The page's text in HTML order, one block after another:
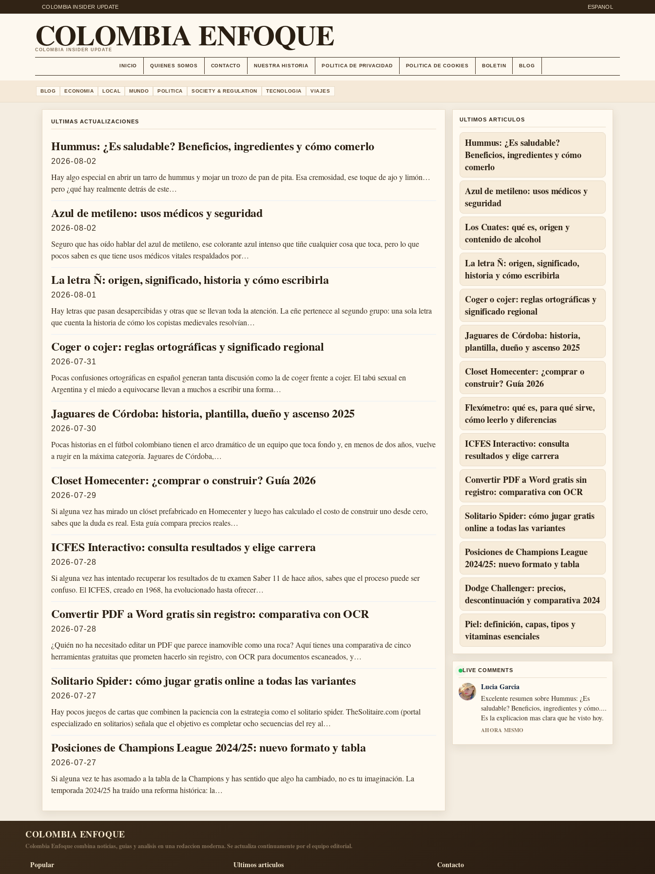
COLOMBIA INSIDER UPDATE ESPANOL
COLOMBIA ENFOQUE
COLOMBIA INSIDER UPDATE
INICIO QUIENES SOMOS CONTACTO NUESTRA HISTORIA POLITICA DE PRIVACIDAD POLITICA DE COOKIES BOLETIN BLOG
BLOG ECONOMIA LOCAL MUNDO POLITICA SOCIETY & REGULATION TECNOLOGIA VIAJES
ULTIMAS ACTUALIZACIONES
Hummus: ¿Es saludable? Beneficios, ingredientes y cómo comerlo
2026-08-02
Hay algo especial en abrir un tarro de hummus y mojar un trozo de pan de pita. Esa cremosidad, ese toque de ajo y limón…
pero ¿qué hay realmente detrás de este…
Azul de metileno: usos médicos y seguridad
2026-08-02
Seguro que has oído hablar del azul de metileno, ese colorante azul intenso que tiñe cualquier cosa que toca, pero lo que
pocos saben es que tiene usos médicos vitales respaldados por…
La letra Ñ: origen, significado, historia y cómo escribirla
2026-08-01
Hay letras que pasan desapercibidas y otras que se llevan toda la atención. La eñe pertenece al segundo grupo: una sola letra
que cuenta la historia de cómo los copistas medievales resolvían…
Coger o cojer: reglas ortográficas y significado regional
2026-07-31
Pocas confusiones ortográficas en español generan tanta discusión como la de coger frente a cojer. El tabú sexual en
Argentina y el miedo a equivocarse llevan a muchos a escribir una forma…
Jaguares de Córdoba: historia, plantilla, dueño y ascenso 2025
2026-07-30
Pocas historias en el fútbol colombiano tienen el arco dramático de un equipo que toca fondo y, en menos de dos años, vuelve
a rugir en la máxima categoría. Jaguares de Córdoba,…
Closet Homecenter: ¿comprar o construir? Guía 2026
2026-07-29
Si alguna vez has mirado un clóset prefabricado en Homecenter y luego has calculado el costo de construir uno desde cero,
sabes que la duda es real. Esta guía compara precios reales…
ICFES Interactivo: consulta resultados y elige carrera
2026-07-28
Si alguna vez has intentado recuperar los resultados de tu examen Saber 11 de hace años, sabes que el proceso puede ser
confuso. El ICFES, creado en 1968, ha evolucionado hasta ofrecer…
Convertir PDF a Word gratis sin registro: comparativa con OCR
2026-07-28
¿Quién no ha necesitado editar un PDF que parece inamovible como una roca? Aquí tienes una comparativa de cinco
herramientas gratuitas que prometen hacerlo sin registro, con OCR para documentos escaneados, y…
Solitario Spider: cómo jugar gratis online a todas las variantes
2026-07-27
Hay pocos juegos de cartas que combinen la paciencia con la estrategia como el solitario spider. TheSolitaire.com (portal
especializado en solitarios) señala que el objetivo es completar ocho secuencias del rey al…
Posiciones de Champions League 2024/25: nuevo formato y tabla
2026-07-27
Si alguna vez te has asomado a la tabla de la Champions y has sentido que algo ha cambiado, no es tu imaginación. La
temporada 2024/25 ha traído una reforma histórica: la…
ULTIMOS ARTICULOS
Hummus: ¿Es saludable?
Beneficios, ingredientes y cómo
comerlo
Azul de metileno: usos médicos y
seguridad
Los Cuates: qué es, origen y
contenido de alcohol
La letra Ñ: origen, significado,
historia y cómo escribirla
Coger o cojer: reglas ortográficas y
significado regional
Jaguares de Córdoba: historia,
plantilla, dueño y ascenso 2025
Closet Homecenter: ¿comprar o
construir? Guía 2026
Flexómetro: qué es, para qué sirve,
cómo leerlo y diferencias
ICFES Interactivo: consulta
resultados y elige carrera
Convertir PDF a Word gratis sin
registro: comparativa con OCR
Solitario Spider: cómo jugar gratis
online a todas las variantes
Posiciones de Champions League
2024/25: nuevo formato y tabla
Dodge Challenger: precios,
descontinuación y comparativa 2024
Piel: definición, capas, tipos y
vitaminas esenciales
LIVE COMMENTS
Lucia Garcia
Excelente resumen sobre Hummus: ¿Es
saludable? Beneficios, ingredientes y cómo....
Es la explicacion mas clara que he visto hoy.
AHORA MISMO
COLOMBIA ENFOQUE
Colombia Enfoque combina noticias, guias y analisis en una redaccion moderna. Se actualiza continuamente por el equipo editorial.
Popular Ultimos articulos Contacto